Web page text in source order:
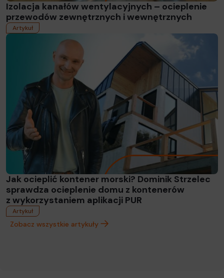
Izolacja kanałów wentylacyjnych – ocieplenie
przewodów zewnętrznych i wewnętrznych
Artykuł
Jak ocieplić kontener morski? Dominik Strzelec
sprawdza ocieplenie domu z kontenerów
z wykorzystaniem aplikacji PUR
Artykuł
Read more
Zobacz wszystkie artykuły